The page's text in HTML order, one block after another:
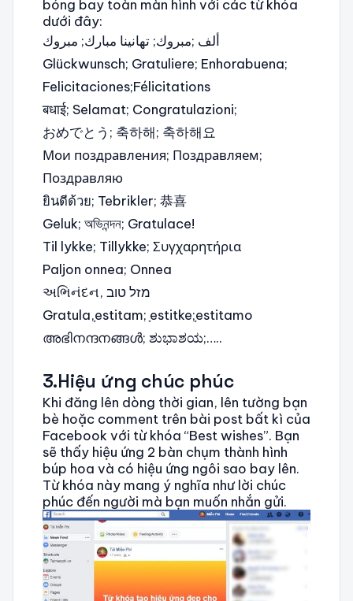
bóng bay toàn màn hình với các từ khóa
dưới đây:
ألف ;مبروك; تهانينا مبارك; مبروك
Glückwunsch; Gratuliere; Enhorabuena;
Felicitaciones;Félicitations
बधाई; Selamat; Congratulazioni;
おめでとう; 축하해; 축하해요
Мои поздравления; Поздравляем;
Поздравляю
ยินดีด้วย; Tebrikler; 恭喜
Geluk; অভিনন্দন; Gratulace!
Til lykke; Tillykke; Συγχαρητήρια
Paljon onnea; Onnea
અભિનંદન, מזל טוב
Gratula,ָestitam; ָestitke;ָestitamo
അഭിനന്ദനങ്ങൾ; ಶುಭಾಶಯ;…..
3.Hiệu ứng chúc phúc
Khi đăng lên dòng thời gian, lên tường bạn
bè hoặc comment trên bài post bất kì của
Facebook với từ khóa “Best wishes”. Bạn
sẽ thấy hiệu ứng 2 bàn chụm thành hình
búp hoa và có hiệu ứng ngôi sao bay lên.
Từ khóa này mang ý nghĩa như lời chúc
phúc đến người mà bạn muốn nhắn gửi.